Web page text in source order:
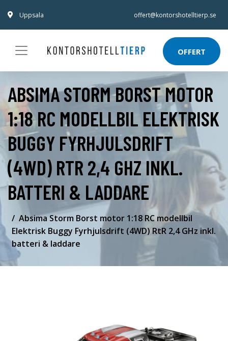
Uppsala offert@kontorshotelltierp.se
OFFERT
ABSIMA STORM BORST MOTOR
1:18 RC MODELLBIL ELEKTRISK
BUGGY FYRHJULSDRIFT
(4WD) RTR 2,4 GHZ INKL.
BATTERI & LADDARE
Absima Storm Borst motor 1:18 RC modellbil
Elektrisk Buggy Fyrhjulsdrift (4WD) RtR 2,4 GHz inkl.
batteri & laddare